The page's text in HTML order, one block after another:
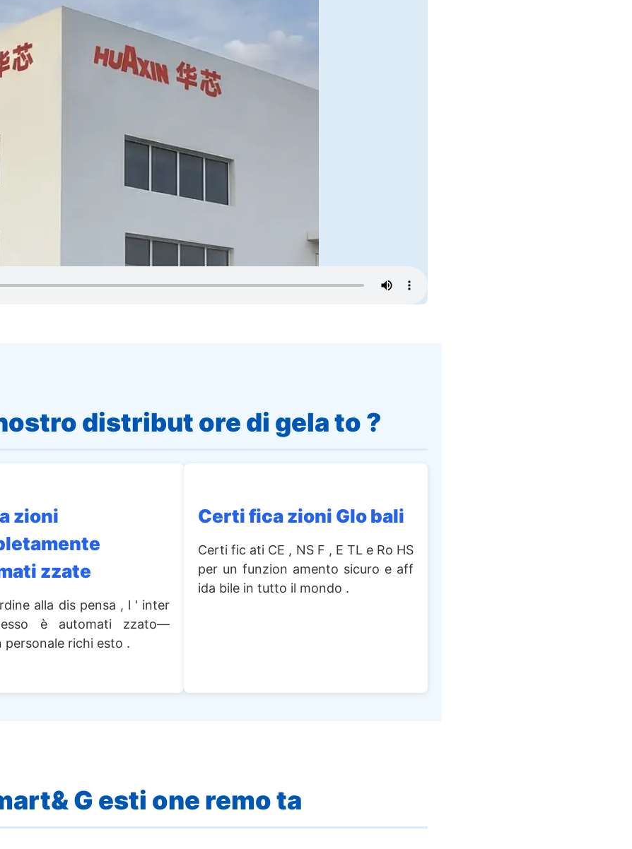
distribut ore di gela to ?
zioni
zzate
alla dis pensa , l ' inter
è automati zzato—
personale richi esto .
Certi fica zioni Glo bali
Certi fic ati CE , NS F , E TL e Ro HS
per un funzion amento sicuro e aff
ida bile in tutto il mondo .
G esti one remo ta